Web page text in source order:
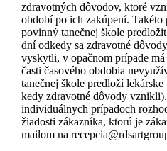
zdravotných dôvodov, ktoré
období po ich zakúpení. Takéto
povinný tanečnej škole
dní odkedy sa zdravotné
vyskytli, v opačnom prípade
časti časového obdobia
tanečnej škole predloží
kedy zdravotné dôvody
individuálnych prípadoch
žiadosti zákazníka, ktorú je
mailom na